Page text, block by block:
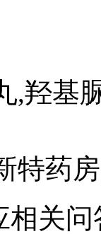
,羟基
特药
相关问